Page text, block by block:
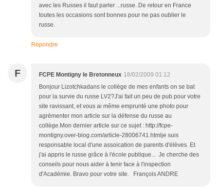
avec les Russes il faut parler ...russe. De retour en France
toutes les occasions sont bonnes pour ne pas oublier le
russe.
Répondre
F FCPE Montigny le Bretonneux 18/02/2009 01:12
Bonjour Lizotchkadans le collège de mes enfants on se bat
pour la survie du russe LV2?J'ai fait un peu de pub pour votre
site ravissant, et vous ai même emprunté une photo pour
agrémenter mon article sur la défense du russe au
collège.Mon dernier article sur ce sujet : http://fcpe-
montigny.over-blog.com/article-28006741.htmlje suis
responsable local d'une assoication de parents d'élèves. Et
j'ai appris le russe grâce à l'école publique... Je cherche des
conseils pour nous aider à tenir face à l'inspection
d'Académie. Bravo pour votre site. François ANDRE